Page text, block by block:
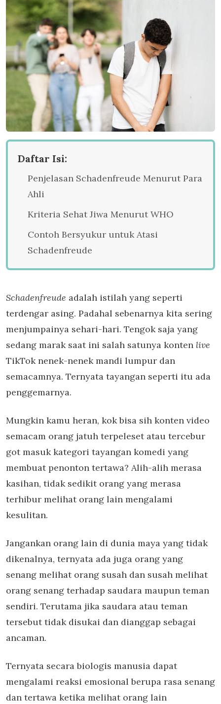
Daftar Isi:
Penjelasan Schadenfreude Menurut Para
Ahli
Kriteria Sehat Jiwa Menurut WHO
Contoh Bersyukur untuk Atasi
Schadenfreude
Schadenfreude adalah istilah yang seperti
terdengar asing. Padahal sebenarnya kita sering
menjumpainya sehari-hari. Tengok saja yang
sedang marak saat ini salah satunya konten live
TikTok nenek-nenek mandi lumpur dan
semacamnya. Ternyata tayangan seperti itu ada
penggemarnya.
Mungkin kamu heran, kok bisa sih konten video
semacam orang jatuh terpeleset atau tercebur
got masuk kategori tayangan komedi yang
membuat penonton tertawa? Alih-alih merasa
kasihan, tidak sedikit orang yang merasa
terhibur melihat orang lain mengalami
kesulitan.
Jangankan orang lain di dunia maya yang tidak
dikenalnya, ternyata ada juga orang yang
senang melihat orang susah dan susah melihat
orang senang terhadap saudara maupun teman
sendiri. Terutama jika saudara atau teman
tersebut tidak disukai dan dianggap sebagai
ancaman.
Ternyata secara biologis manusia dapat
mengalami reaksi emosional berupa rasa senang
dan tertawa ketika melihat orang lain